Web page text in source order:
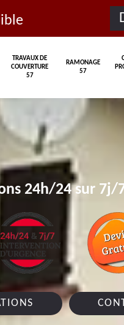
TRAVAUX DE
COUVERTURE
57
RAMONAGE
57
24h/24 sur 7j/